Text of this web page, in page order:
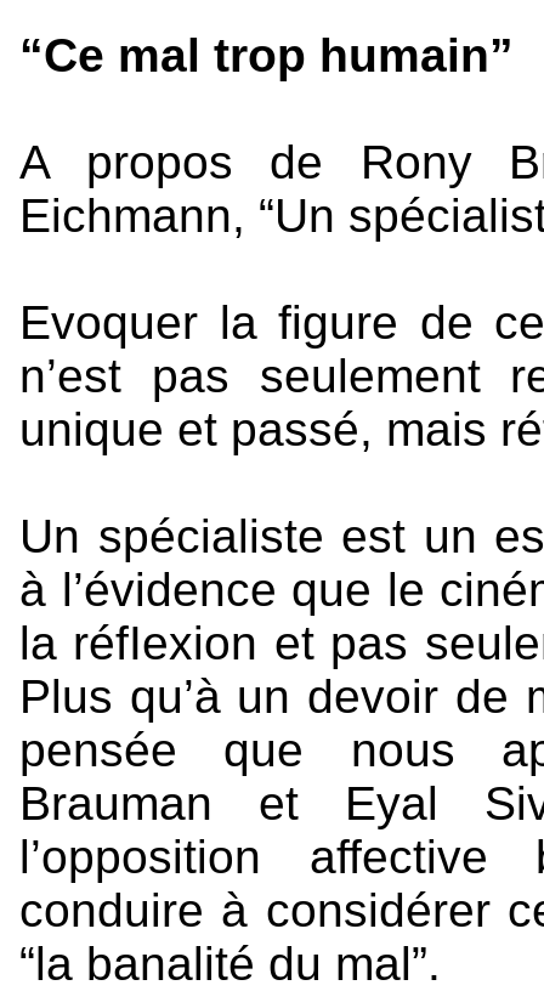
“Ce mal trop humain”
A propos de Rony
Eichmann, “Un
Evoquer la figure de
n’est pas seulement
unique et passé, mais
Un spécialiste est un
à l’évidence que le
la réfIexion et pas
Plus qu’à un devoir de
pensée que nous
Brauman et Eyal
l’opposition
conduire à considérer
“la banalité du mal”.